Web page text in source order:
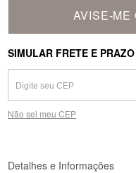
AVISE-ME
SIMULAR FRETE E
Não sei meu CEP
Detalhes e Informações